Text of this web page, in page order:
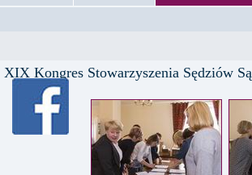
XIX Kongres Stowarzyszenia Sędziów